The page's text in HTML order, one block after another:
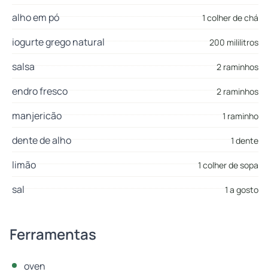
alho em pó 1 colher de chá
iogurte grego natural 200 mililitros
salsa 2 raminhos
endro fresco 2 raminhos
manjericão 1 raminho
dente de alho 1 dente
limão 1 colher de sopa
sal 1 a gosto
Ferramentas
oven